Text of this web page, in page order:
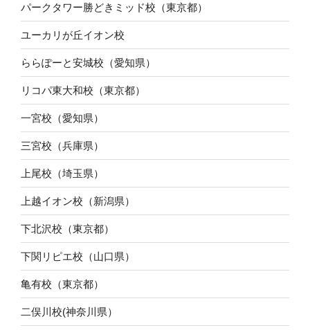
パークタワー勝どきミッド校（東京都）
ユーカリが丘イオン校
ららぽーと安城校（愛知県）
リコパ東大和校（東京都）
一宮校（愛知県）
三宮校（兵庫県）
上尾校（埼玉県）
上越イオン校（新潟県）
下北沢校（東京都）
下関リピエ校（山口県）
亀有校（東京都）
二俣川校(神奈川県）